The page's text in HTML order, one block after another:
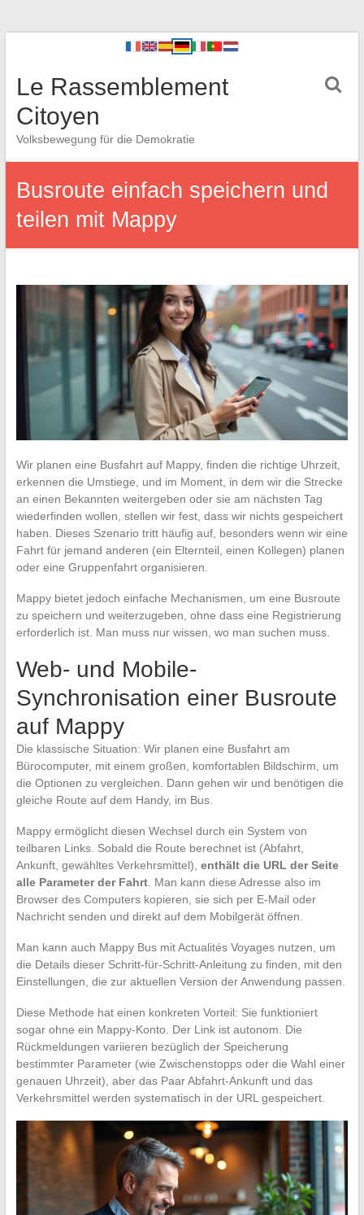
Le Rassemblement
Citoyen
Volksbewegung für die Demokratie
Busroute einfach speichern und
teilen mit Mappy
Wir planen eine Busfahrt auf Mappy, finden die richtige Uhrzeit,
erkennen die Umstiege, und im Moment, in dem wir die Strecke
an einen Bekannten weitergeben oder sie am nächsten Tag
wiederfinden wollen, stellen wir fest, dass wir nichts gespeichert
haben. Dieses Szenario tritt häufig auf, besonders wenn wir eine
Fahrt für jemand anderen (ein Elternteil, einen Kollegen) planen
oder eine Gruppenfahrt organisieren.
Mappy bietet jedoch einfache Mechanismen, um eine Busroute
zu speichern und weiterzugeben, ohne dass eine Registrierung
erforderlich ist. Man muss nur wissen, wo man suchen muss.
Web- und Mobile-
Synchronisation einer Busroute
auf Mappy
Die klassische Situation: Wir planen eine Busfahrt am
Bürocomputer, mit einem großen, komfortablen Bildschirm, um
die Optionen zu vergleichen. Dann gehen wir und benötigen die
gleiche Route auf dem Handy, im Bus.
Mappy ermöglicht diesen Wechsel durch ein System von
teilbaren Links. Sobald die Route berechnet ist (Abfahrt,
Ankunft, gewähltes Verkehrsmittel), enthält die URL der Seite
alle Parameter der Fahrt. Man kann diese Adresse also im
Browser des Computers kopieren, sie sich per E-Mail oder
Nachricht senden und direkt auf dem Mobilgerät öffnen.
Man kann auch Mappy Bus mit Actualités Voyages nutzen, um
die Details dieser Schritt-für-Schritt-Anleitung zu finden, mit den
Einstellungen, die zur aktuellen Version der Anwendung passen.
Diese Methode hat einen konkreten Vorteil: Sie funktioniert
sogar ohne ein Mappy-Konto. Der Link ist autonom. Die
Rückmeldungen variieren bezüglich der Speicherung
bestimmter Parameter (wie Zwischenstopps oder die Wahl einer
genauen Uhrzeit), aber das Paar Abfahrt-Ankunft und das
Verkehrsmittel werden systematisch in der URL gespeichert.